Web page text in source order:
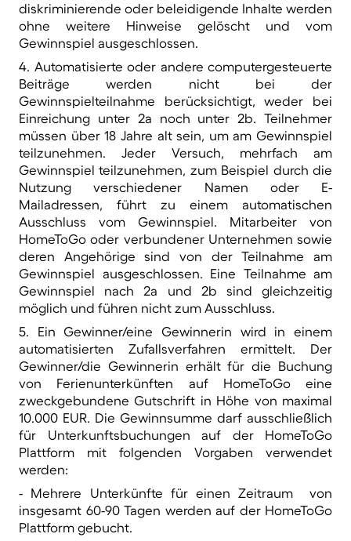
diskriminierende oder beleidigende Inhalte werden
ohne weitere Hinweise gelöscht und vom
Gewinnspiel ausgeschlossen.
4. Automatisierte oder andere computergesteuerte
Beiträge werden nicht bei der
Gewinnspielteilnahme berücksichtigt, weder bei
Einreichung unter 2a noch unter 2b. Teilnehmer
müssen über 18 Jahre alt sein, um am Gewinnspiel
teilzunehmen. Jeder Versuch, mehrfach am
Gewinnspiel teilzunehmen, zum Beispiel durch die
Nutzung verschiedener Namen oder E-
Mailadressen, führt zu einem automatischen
Ausschluss vom Gewinnspiel. Mitarbeiter von
HomeToGo oder verbundener Unternehmen sowie
deren Angehörige sind von der Teilnahme am
Gewinnspiel ausgeschlossen. Eine Teilnahme am
Gewinnspiel nach 2a und 2b sind gleichzeitig
möglich und führen nicht zum Ausschluss.
5. Ein Gewinner/eine Gewinnerin wird in einem
automatisierten Zufallsverfahren ermittelt. Der
Gewinner/die Gewinnerin erhält für die Buchung
von Ferienunterkünften auf HomeToGo eine
zweckgebundene Gutschrift in Höhe von maximal
10.000 EUR. Die Gewinnsumme darf ausschließlich
für Unterkunftsbuchungen auf der HomeToGo
Plattform mit folgenden Vorgaben verwendet
werden:
- Mehrere Unterkünfte für einen Zeitraum von
insgesamt 60-90 Tagen werden auf der HomeToGo
Plattform gebucht.